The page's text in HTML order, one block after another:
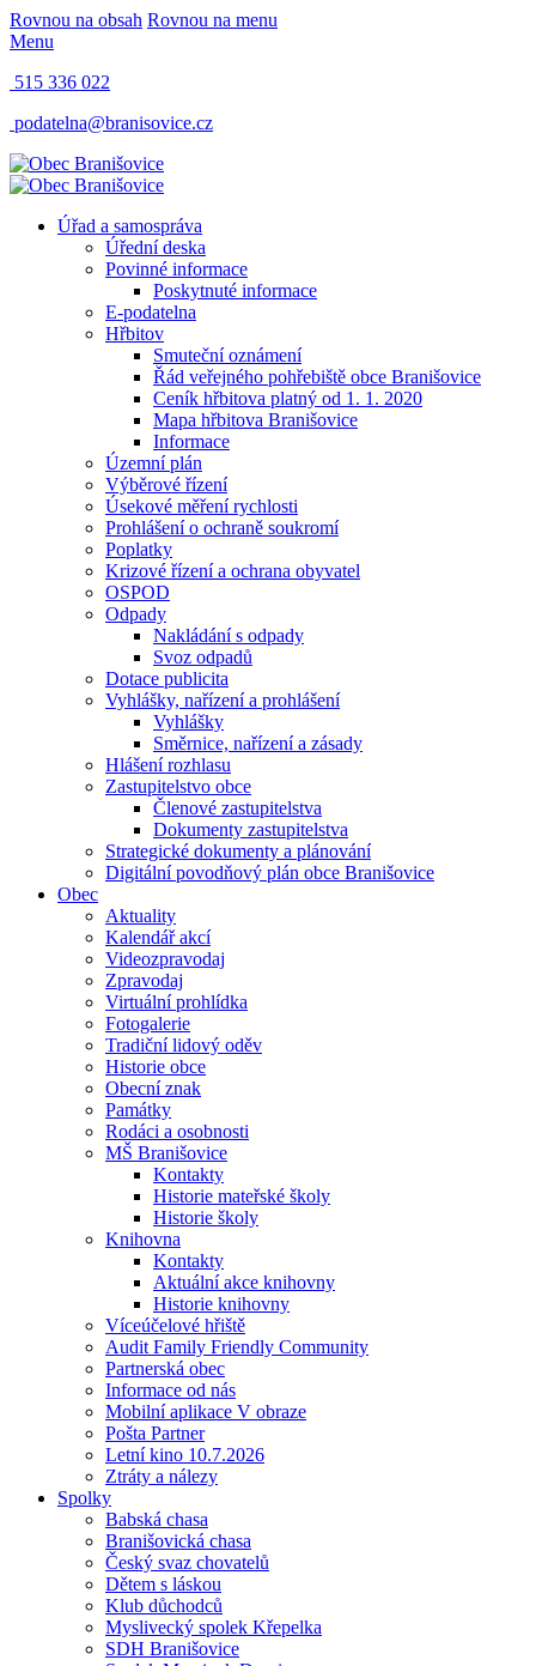
Rovnou na obsah Rovnou na menu
Menu
515 336 022
podatelna@branisovice.cz
Úřad a samospráva
Úřední deska
Povinné informace
Poskytnuté informace
E-podatelna
Hřbitov
Smuteční oznámení
Řád veřejného pohřebiště obce Branišovice
Ceník hřbitova platný od 1. 1. 2020
Mapa hřbitova Branišovice
Informace
Územní plán
Výběrové řízení
Úsekové měření rychlosti
Prohlášení o ochraně soukromí
Poplatky
Krizové řízení a ochrana obyvatel
OSPOD
Odpady
Nakládání s odpady
Svoz odpadů
Dotace publicita
Vyhlášky, nařízení a prohlášení
Vyhlášky
Směrnice, nařízení a zásady
Hlášení rozhlasu
Zastupitelstvo obce
Členové zastupitelstva
Dokumenty zastupitelstva
Strategické dokumenty a plánování
Digitální povodňový plán obce Branišovice
Obec
Aktuality
Kalendář akcí
Videozpravodaj
Zpravodaj
Virtuální prohlídka
Fotogalerie
Tradiční lidový oděv
Historie obce
Obecní znak
Památky
Rodáci a osobnosti
MŠ Branišovice
Kontakty
Historie mateřské školy
Historie školy
Knihovna
Kontakty
Aktuální akce knihovny
Historie knihovny
Víceúčelové hřiště
Audit Family Friendly Community
Partnerská obec
Informace od nás
Mobilní aplikace V obraze
Pošta Partner
Letní kino 10.7.2026
Ztráty a nálezy
Spolky
Babská chasa
Branišovická chasa
Český svaz chovatelů
Dětem s láskou
Klub důchodců
Myslivecký spolek Křepelka
SDH Branišovice